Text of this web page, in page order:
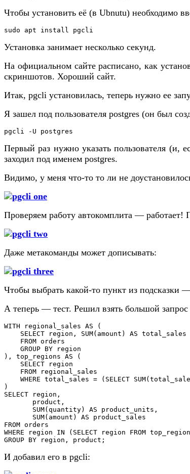
Чтобы установить её (в Ubnutu) необходимо
sudo apt install pgcli
Установка занимает несколько секунд.
На официальном сайте расписано, как
скриншотов. Хороший сайт.
Итак, pgcli установилась, теперь нужно ее
Я зашел под пользователя postgres (он был
pgcli -U postgres
Первый раз нужно указать пользователя (и,
заходил под именем postgres.
Видимо, у меня что-то то ли не
Проверяем работу автокомплита — работает!
Даже метакоманды может дописывать:
Чтобы выбрать какой-то пункт из подсказки
А теперь — тест. Решил взять большой
WITH regional_sales AS (
    SELECT region, SUM(amount) AS total_sales
    FROM orders
    GROUP BY region
), top_regions AS (
    SELECT region
    FROM regional_sales
WHERE total_sales = (SELECT
)
SELECT region,
       product,
       SUM(quantity) AS product_units,
       SUM(amount) AS product_sales
FROM orders
WHERE region IN (SELECT region FROM
И добавил его в pgcli: